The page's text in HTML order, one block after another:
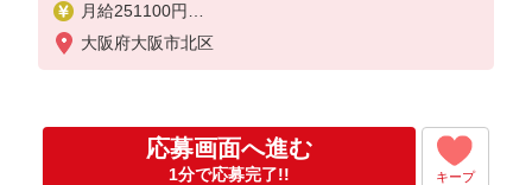
月給251100円
★交通費規定に基づき交通費支給
大阪府大阪市北区
応募画面へ進む
1分で応募完了!! キープ